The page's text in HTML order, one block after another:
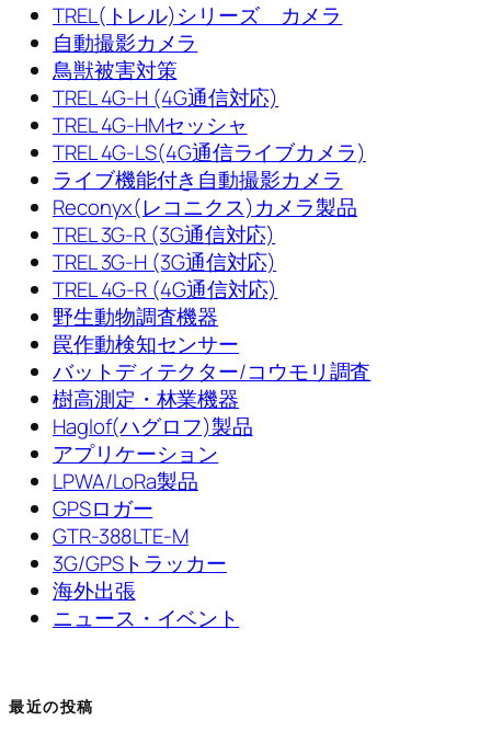
TREL(トレル)シリーズ カメラ
自動撮影カメラ
鳥獣被害対策
TREL 4G-H (4G通信対応)
TREL 4G-HMセッシャ
TREL 4G-LS(4G通信ライブカメラ)
ライブ機能付き自動撮影カメラ
Reconyx(レコニクス)カメラ製品
TREL 3G-R (3G通信対応)
TREL 3G-H (3G通信対応)
TREL 4G-R (4G通信対応)
野生動物調査機器
罠作動検知センサー
バットディテクター/コウモリ調査
樹高測定・林業機器
Haglof(ハグロフ)製品
アプリケーション
LPWA/LoRa製品
GPSロガー
GTR-388LTE-M
3G/GPSトラッカー
海外出張
ニュース・イベント
最近の投稿